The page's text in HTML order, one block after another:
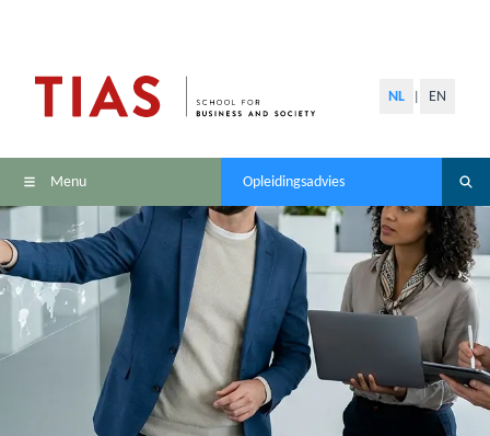
NL EN
Menu Opleidingsadvies